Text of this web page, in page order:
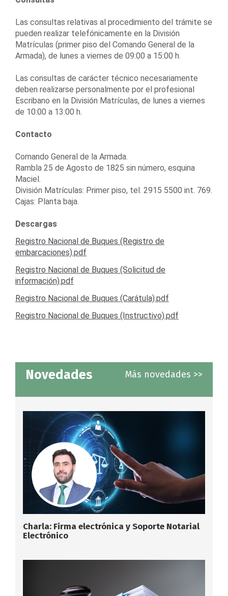
Las consultas relativas al procedimiento del trámite se
pueden realizar telefónicamente en la División
Matrículas (primer piso del Comando General de la
Armada), de lunes a viernes de 09:00 a 15:00 h.
Las consultas de carácter técnico necesariamente
deben realizarse personalmente por el profesional
Escribano en la División Matrículas, de lunes a viernes
de 10:00 a 13:00 h.
Contacto
Comando General de la Armada.
Rambla 25 de Agosto de 1825 sin número, esquina
Maciel.
División Matrículas: Primer piso, tel. 2915 5500 int. 769.
Cajas: Planta baja.
Descargas
Registro Nacional de Buques (Registro de
embarcaciones).pdf
Registro Nacional de Buques (Solicitud de
información).pdf
Registro Nacional de Buques (Carátula).pdf
Registro Nacional de Buques (Instructivo).pdf
Novedades Más novedades >>
Charla: Firma electrónica y Soporte Notarial
Electrónico